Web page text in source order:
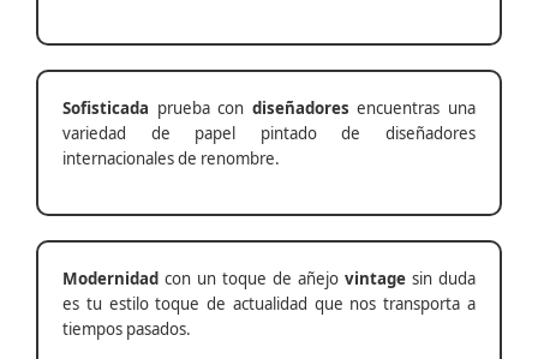
Sofisticada prueba con diseñadores encuentras una
variedad de papel pintado de diseñadores
internacionales de renombre.
Modernidad con un toque de añejo vintage sin duda
es tu estilo toque de actualidad que nos transporta a
tiempos pasados.